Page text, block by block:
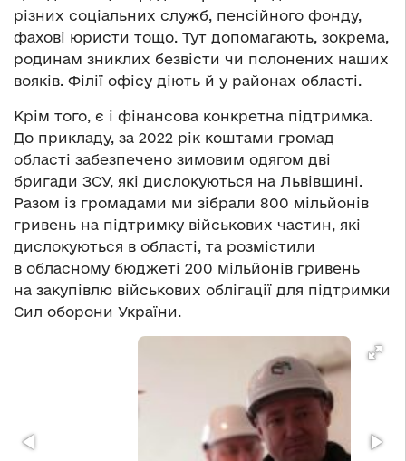
різних соціальних служб, пенсійного фонду,
фахові юристи тощо. Тут допомагають, зокрема,
родинам зниклих безвісти чи полонених наших
вояків. Філії офісу діють й у районах області.
Крім того, є і фінансова конкретна підтримка.
До прикладу, за 2022 рік коштами громад
області забезпечено зимовим одягом дві
бригади ЗСУ, які дислокуються на Львівщині.
Разом із громадами ми зібрали 800 мільйонів
гривень на підтримку військових частин, які
дислокуються в області, та розмістили
в обласному бюджеті 200 мільйонів гривень
на закупівлю військових облігації для підтримки
Сил оборони України.